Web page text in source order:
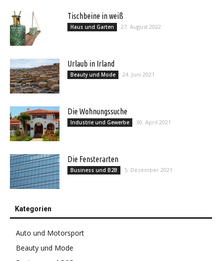
Tischbeine in weiß
Haus und Garten 27. August 2022
Urlaub in Irland
Beauty und Mode 24. Juni 2021
Die Wohnungssuche
Industrie und Gewerbe 30. April 2021
Die Fensterarten
Business und B2B 5. Dezember 2021
Kategorien
Auto und Motorsport
Beauty und Mode